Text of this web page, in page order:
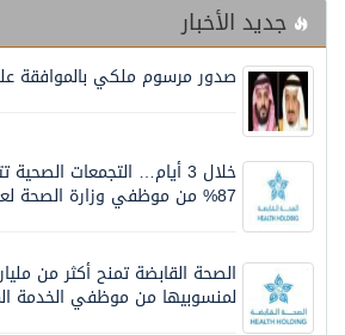
جديد الأخبار
صدور مرسوم ملكي بالموافقة
خلال 3 أيام… التجمعات
87% من موظفي وزارة الصحة لعروض الانتقال
الصحة القابضة تمنح أكثر من
لمنسوبيها من موظفي الخدمة